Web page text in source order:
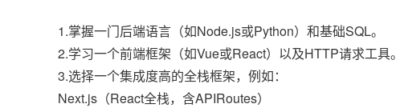
1.掌握一门后端语言（如Node.js或Python）和基础SQL。
2.学习一个前端框架（如Vue或React）以及HTTP请求工具。
3.选择一个集成度高的全栈框架，例如：
Next.js（React全栈，含APIRoutes）